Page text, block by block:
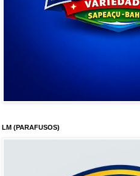
LM (PARAFUSOS)